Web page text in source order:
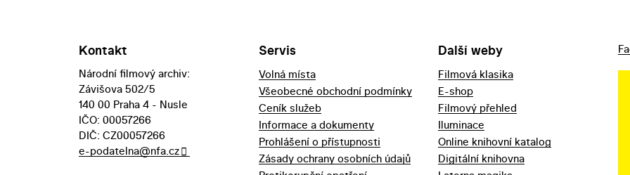
Kontakt
Národní filmový archiv:
Závišova 502/5
140 00 Praha 4 - Nusle
IČO: 00057266
DIČ: CZ00057266
e-podatelna@nfa.cz
Servis
Volná místa
Všeobecné obchodní podmínky
Ceník služeb
Informace a dokumenty
Prohlášení o přístupnosti
Zásady ochrany osobních údajů
Další weby
Filmová klasika
E-shop
Filmový přehled
Iluminace
Online knihovní katalog
Digitální knihovna